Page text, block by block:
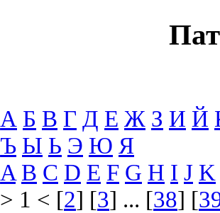
А Б В Г Д Е Ж З И Й
Ъ Ы Ь Э Ю Я
A B C D E F G H I J K
> 1 < [2] [3] ... [38] [